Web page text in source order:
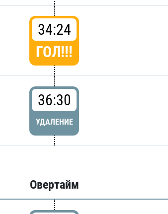
34:24
ГОЛ!!!
36:30
УДАЛЕНИЕ
Овертайм